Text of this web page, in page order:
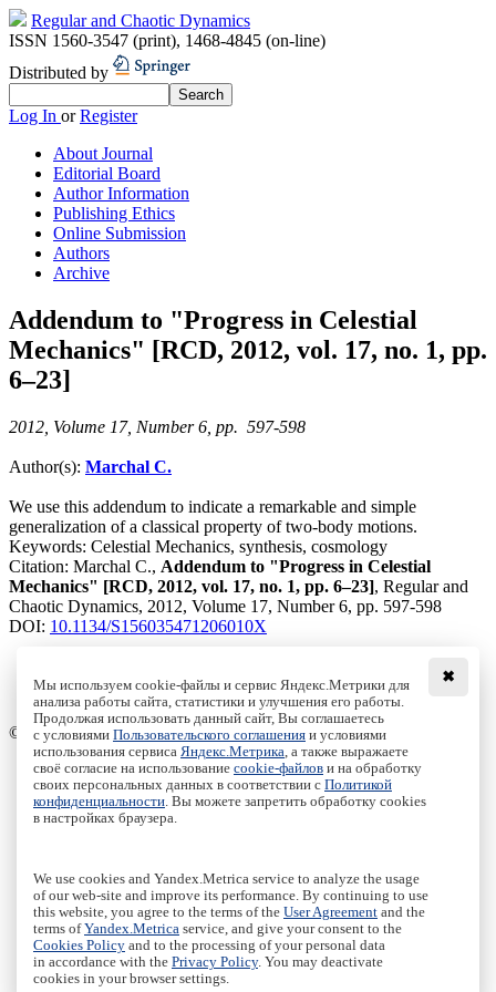
Regular and Chaotic Dynamics
ISSN 1560-3547 (print), 1468-4845 (on-line)
Distributed by
Log In orRegister
About Journal
Editorial Board
Author Information
Publishing Ethics
Online Submission
Authors
Archive
Addendum to "Progress in Celestial
Mechanics" [RCD, 2012, vol. 17, no. 1, pp.
6–23]
2012, Volume 17, Number 6, pp. 597-598
Author(s): Marchal C.
We use this addendum to indicate a remarkable and simple
generalization of a classical property of two-body motions.
Keywords: Celestial Mechanics, synthesis, cosmology
Citation: Marchal C., Addendum to "Progress in Celestial
Mechanics" [RCD, 2012, vol. 17, no. 1, pp. 6–23], Regular and
Chaotic Dynamics, 2012, Volume 17, Number 6, pp. 597-598
DOI: 10.1134/S156035471206010X
Access to the full text on the Springer website
© Institute of Computer Science Izhevsk, 2005 - 2026
About Journal
Editorial Board
Author Information
Publishing Ethics
Authors
Archive
Пользовательское соглашение|Terms and conditions
Политика конфиденциальности|Privacy policy
Политика Cookies|Cookies Policy
✖
Мы используем cookie-файлы и сервис Яндекс.Метрики для
анализа работы сайта, статистики и улучшения его работы.
Продолжая использовать данный сайт, Вы соглашаетесь
с условиями Пользовательского соглашения и условиями
использования сервиса Яндекс.Метрика , а также выражаете
своё согласие на использование cookie-файлов и на обработку
своих персональных данных в соответствии с Политикой
конфиденциальности . Вы можете запретить обработку cookies
в настройках браузера.
We use cookies and Yandex.Metrica service to analyze the usage
of our web-site and improve its performance. By continuing to use
this website, you agree to the terms of the User Agreement and the
terms ofYandex.Metrica service, and give your consent to the
Cookies Policy and to the processing of your personal data
in accordance with the Privacy Policy. You may deactivate
cookies in your browser settings.